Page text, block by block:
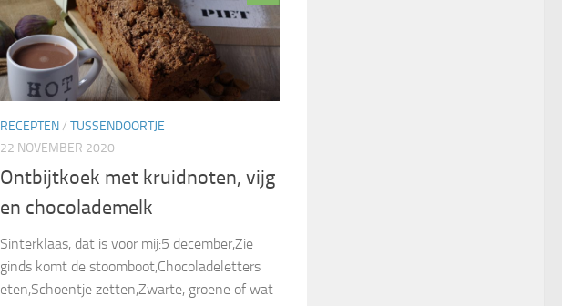
RECEPTEN/ TUSSENDOORTJE
22 NOVEMBER 2020
Ontbijtkoek met kruidnoten, vijg
en chocolademelk
Sinterklaas, dat is voor mij:5 december,Zie
ginds komt de stoomboot,Chocoladeletters
eten,Schoentje zetten,Zwarte, groene of wat